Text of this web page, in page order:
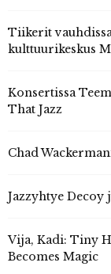
Tiikerit
kulttuurikeskus
Konsertissa
That Jazz
Chad
Jazzyhtye Decoy
Vija, Kadi: Tiny
Becomes Magic